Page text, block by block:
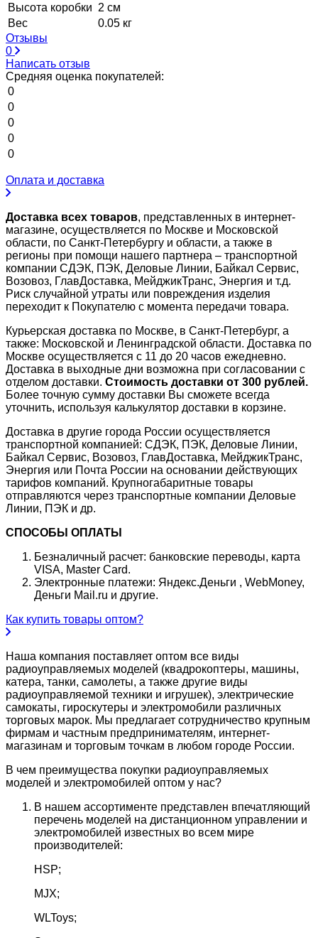
Высота коробки 2 см
Вес
0.05 кг
Отзывы
0
Написать отзыв
Средняя оценка покупателей:
0
0
0
0
0
Оплата и доставка
Доставка всех товаров, представленных в интернет-
магазине, осуществляется по Москве и Московской
области, по Санкт-Петербургу и области, а также в
регионы при помощи нашего партнера – транспортной
компании СДЭК, ПЭК, Деловые Линии, Байкал Сервис,
Возовоз, ГлавДоставка, МейджикТранс, Энергия и т.д.
Риск случайной утраты или повреждения изделия
переходит к Покупателю с момента передачи товара.
Курьерская доставка по Москве, в Санкт-Петербург, а
также: Московской и Ленинградской области. Доставка по
Москве осуществляется с 11 до 20 часов ежедневно.
Доставка в выходные дни возможна при согласовании с
отделом доставки. Стоимость доставки от 300 рублей.
Более точную сумму доставки Вы сможете всегда
уточнить, используя калькулятор доставки в корзине.
Доставка в другие города России осуществляется
транспортной компанией: СДЭК, ПЭК, Деловые Линии,
Байкал Сервис, Возовоз, ГлавДоставка, МейджикТранс,
Энергия или Почта России на основании действующих
тарифов компаний. Крупногабаритные товары
отправляются через транспортные компании Деловые
Линии, ПЭК и др.
СПОСОБЫ ОПЛАТЫ
Безналичный расчет: банковские переводы, карта
VISA, Master Card.
Электронные платежи: Яндекс.Деньги , WebMoney,
Деньги Mail.ru и другие.
Как купить товары оптом?
Наша компания поставляет оптом все виды
радиоуправляемых моделей (квадрокоптеры, машины,
катера, танки, самолеты, а также другие виды
радиоуправляемой техники и игрушек), электрические
самокаты, гироскутеры и электромобили различных
торговых марок. Мы предлагает сотрудничество крупным
фирмам и частным предпринимателям, интернет-
магазинам и торговым точкам в любом городе России.
В чем преимущества покупки радиоуправляемых
моделей и электромобилей оптом у нас?
В нашем ассортименте представлен впечатляющий
перечень моделей на дистанционном управлении и
электромобилей известных во всем мире
производителей:
HSP;
MJX;
WLToys;